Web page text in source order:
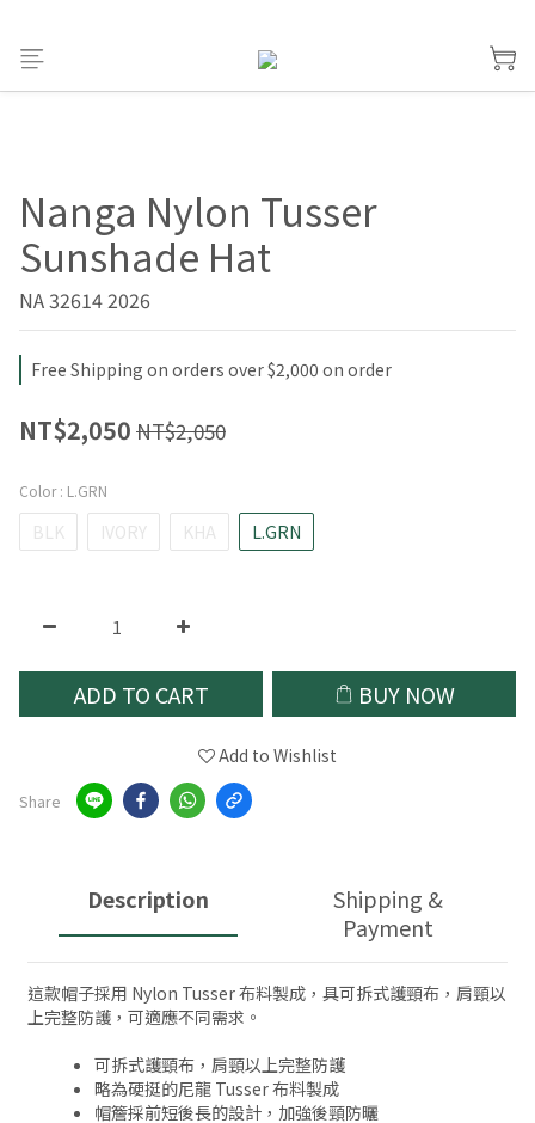
Nanga Nylon Tusser
Sunshade Hat
NA 32614 2026
Free Shipping on orders over $2,000 on order
NT$2,050 NT$2,050
Color: L.GRN
BLK IVORY KHA L.GRN
ADD TO CART BUY NOW
Add to Wishlist
Share
Description
Shipping &
Payment
這款帽子採用 Nylon Tusser 布料製成，具可拆式護頸布，肩頸以
上完整防護，可適應不同需求。
可拆式護頸布，肩頸以上完整防護
略為硬挺的尼龍 Tusser 布料製成
帽簷採前短後長的設計，加強後頸防曬